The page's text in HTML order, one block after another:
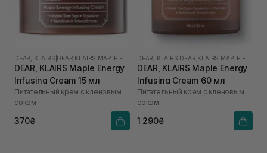
DEAR, KLAIRS
DEAR, KLAIRS Maple Energy
Infusing Cream 15 мл
Питательный крем с кленовым
соком
370₴
DEAR, KLAIRS
DEAR, KLAIRS Maple Energy
Infusing Cream 60 мл
Питательный крем с кленовым
соком
1 290₴